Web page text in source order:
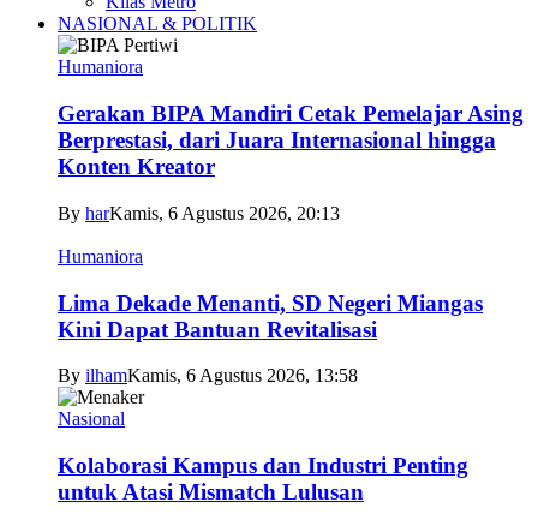
NASIONAL & POLITIK
Humaniora
Gerakan BIPA Mandiri Cetak Pemelajar Asing
Berprestasi, dari Juara Internasional hingga
Konten Kreator
By harKamis, 6 Agustus 2026, 20:13
Humaniora
Lima Dekade Menanti, SD Negeri Miangas
Kini Dapat Bantuan Revitalisasi
By ilhamKamis, 6 Agustus 2026, 13:58
Nasional
Kolaborasi Kampus dan Industri Penting
untuk Atasi Mismatch Lulusan